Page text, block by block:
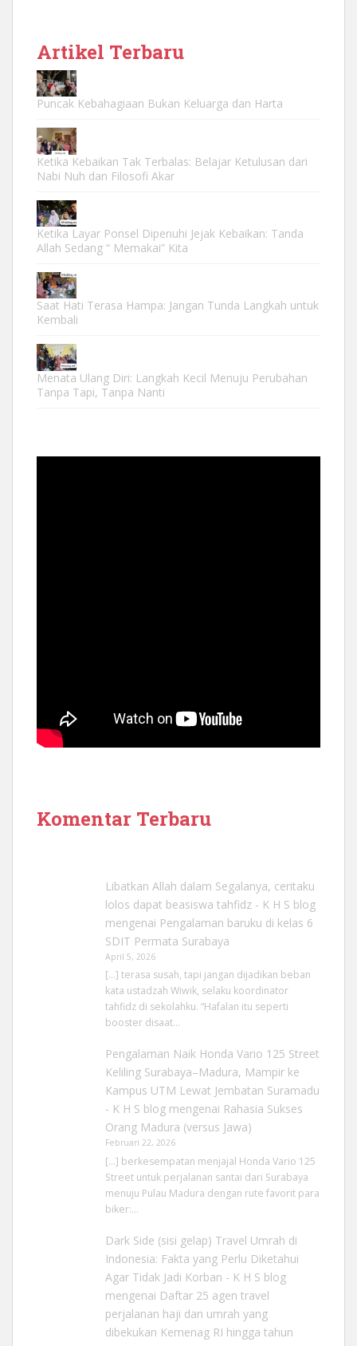
Artikel Terbaru
Puncak Kebahagiaan Bukan Keluarga dan Harta
Ketika Kebaikan Tak Terbalas: Belajar Ketulusan dari
Nabi Nuh dan Filosofi Akar
Ketika Layar Ponsel Dipenuhi Jejak Kebaikan: Tanda
Allah Sedang “ Memakai” Kita
Saat Hati Terasa Hampa: Jangan Tunda Langkah untuk
Kembali
Menata Ulang Diri: Langkah Kecil Menuju Perubahan
Tanpa Tapi, Tanpa Nanti
Komentar Terbaru
Libatkan Allah dalam Segalanya, ceritaku
lolos dapat beasiswa tahfidz - K H S blog
mengenai Pengalaman baruku di kelas 6
SDIT Permata Surabaya
April 5, 2026
[…] terasa susah, tapi jangan dijadikan beban
kata ustadzah Wiwik, selaku koordinator
tahfidz di sekolahku. “Hafalan itu seperti
booster disaat…
Pengalaman Naik Honda Vario 125 Street
Keliling Surabaya–Madura, Mampir ke
Kampus UTM Lewat Jembatan Suramadu
- K H S blogmengenai Rahasia Sukses
Orang Madura (versus Jawa)
Februari 22, 2026
[…] berkesempatan menjajal Honda Vario 125
Street untuk perjalanan santai dari Surabaya
menuju Pulau Madura dengan rute favorit para
biker:…
Dark Side (sisi gelap) Travel Umrah di
Indonesia: Fakta yang Perlu Diketahui
Agar Tidak Jadi Korban - K H S blog
mengenai Daftar 25 agen travel
perjalanan haji dan umrah yang
dibekukan Kemenag RI hingga tahun